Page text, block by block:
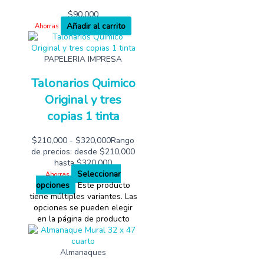
$90,000
Ahorras Añadir al carrito
PAPELERIA IMPRESA
Talonarios Quimico
Original y tres
copias 1 tinta
$210,000 - $320,000Rango
de precios: desde $210,000
hasta $320,000
Ahorras
Seleccionar
opciones
Este producto
tiene múltiples variantes. Las
opciones se pueden elegir
en la página de producto
Almanaques